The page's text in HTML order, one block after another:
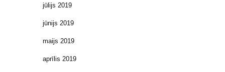
jūlijs 2019
jūnijs 2019
maijs 2019
aprīlis 2019